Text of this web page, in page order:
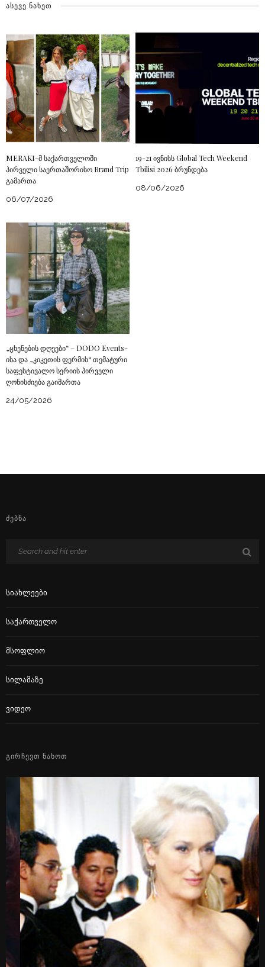
ᲐᲡᲔᲕᲔ ᲜᲐᲮᲔᲗ
MERAKI-მ საქართველოში
პირველი საერთაშორისო Brand Trip
გამართა
06/07/2026
19-21 ივნისს Global Tech Weekend
Tbilisi 2026 ბრუნდება
08/06/2026
„ცხენების დღეები“ – DODO Events-
ისა და „კიკეთის ფერმის“ თემატური
საფესტივალო სერიის პირველი
ღონისძიება გაიმართა
24/05/2026
ᲫᲔᲑᲜᲐ
Სიახლეები
Საქართველო
Მსოფლიო
Სილამაზე
Ვიდეო
ᲒᲘᲠᲩᲔᲕᲗ ᲜᲐᲮᲝᲗ